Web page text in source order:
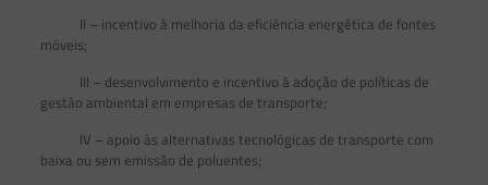
II – incentivo à melhoria da eficiência energética de fontes
móveis;
III – desenvolvimento e incentivo à adoção de políticas de
gestão ambiental em empresas de transporte;
IV – apoio às alternativas tecnológicas de transporte com
baixa ou sem emissão de poluentes;